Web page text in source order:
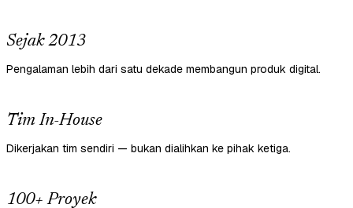
Sejak 2013
Pengalaman lebih dari satu dekade membangun produk digital.
Tim In-House
Dikerjakan tim sendiri — bukan dialihkan ke pihak ketiga.
100+ Proyek